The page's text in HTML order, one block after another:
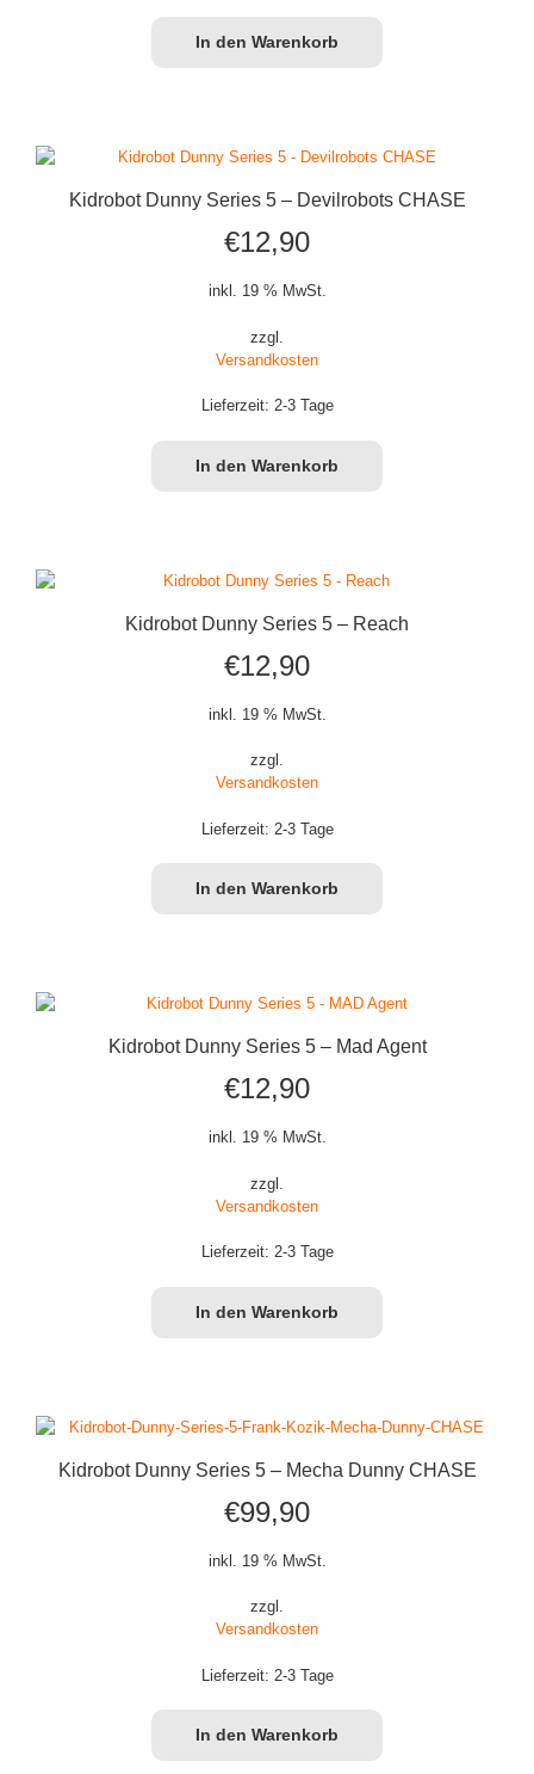
In den Warenkorb
Kidrobot Dunny Series 5 – Devilrobots CHASE
€12,90
inkl. 19 % MwSt.
zzgl.
Versandkosten
Lieferzeit: 2-3 Tage
In den Warenkorb
Kidrobot Dunny Series 5 – Reach
€12,90
inkl. 19 % MwSt.
zzgl.
Versandkosten
Lieferzeit: 2-3 Tage
In den Warenkorb
Kidrobot Dunny Series 5 – Mad Agent
€12,90
inkl. 19 % MwSt.
zzgl.
Versandkosten
Lieferzeit: 2-3 Tage
In den Warenkorb
Kidrobot Dunny Series 5 – Mecha Dunny CHASE
€99,90
inkl. 19 % MwSt.
zzgl.
Versandkosten
Lieferzeit: 2-3 Tage
In den Warenkorb